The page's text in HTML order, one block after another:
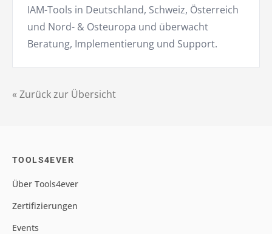
« Zurück zur Übersicht
IAM-Tools in Deutschland, Schweiz, Österreich
und Nord- & Osteuropa und überwacht
Beratung, Implementierung und Support.
TOOLS4EVER
Über Tools4ever
Zertifizierungen
Events